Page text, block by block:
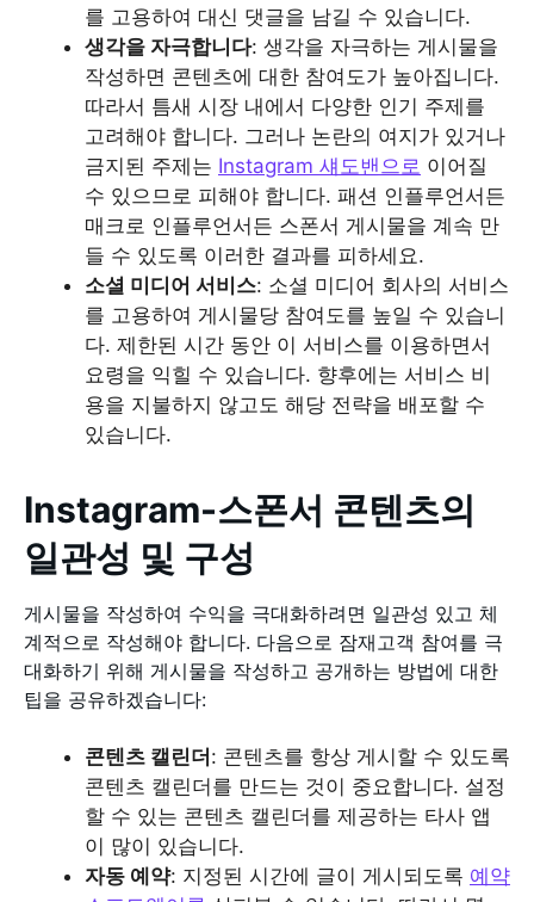
를 고용하여 대신 댓글을 남길 수 있습니다.
생각을 자극합니다: 생각을 자극하는 게시물을
작성하면 콘텐츠에 대한 참여도가 높아집니다.
따라서 틈새 시장 내에서 다양한 인기 주제를
고려해야 합니다. 그러나 논란의 여지가 있거나
금지된 주제는 Instagram 섀도밴으로 이어질
수 있으므로 피해야 합니다. 패션 인플루언서든
매크로 인플루언서든 스폰서 게시물을 계속 만
들 수 있도록 이러한 결과를 피하세요.
소셜 미디어 서비스: 소셜 미디어 회사의 서비스
를 고용하여 게시물당 참여도를 높일 수 있습니
다. 제한된 시간 동안 이 서비스를 이용하면서
요령을 익힐 수 있습니다. 향후에는 서비스 비
용을 지불하지 않고도 해당 전략을 배포할 수
있습니다.
Instagram-스폰서 콘텐츠의
일관성 및 구성
게시물을 작성하여 수익을 극대화하려면 일관성 있고 체
계적으로 작성해야 합니다. 다음으로 잠재고객 참여를 극
대화하기 위해 게시물을 작성하고 공개하는 방법에 대한
팁을 공유하겠습니다:
콘텐츠 캘린더 : 콘텐츠를 항상 게시할 수 있도록
콘텐츠 캘린더를 만드는 것이 중요합니다. 설정
할 수 있는 콘텐츠 캘린더를 제공하는 타사 앱
이 많이 있습니다.
자동 예약: 지정된 시간에 글이 게시되도록 예약